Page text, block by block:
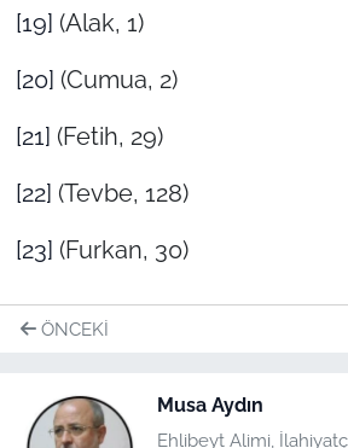
[19] (Alak, 1)
[20] (Cumua, 2)
[21] (Fetih, 29)
[22] (Tevbe, 128)
[23] (Furkan, 30)
ÖNCEKI
Musa Aydın
Ehlibeyt Alimi,